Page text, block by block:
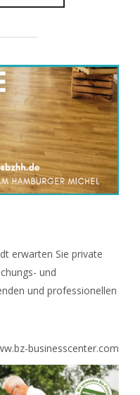
erwarten Sie private
und
und professionellen
businesscenter.com